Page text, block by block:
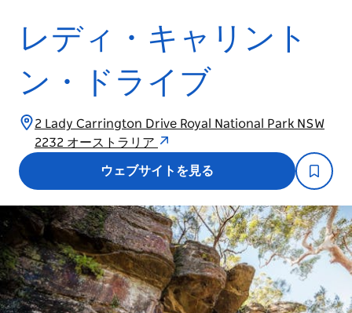
レディ・キャリント
ン・ドライブ
2 Lady Carrington Drive Royal National Park NSW
2232 オーストラリア
ウェブサイトを見る